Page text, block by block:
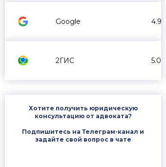
Google 4.9
2ГИС 5.0
Хотите получить юридическую
консультацию от адвоката?
Подпишитесь на Телеграм-канал и
задайте свой вопрос в чате